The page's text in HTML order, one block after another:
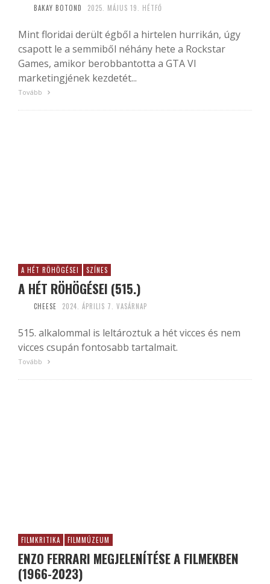
BAKAY BOTOND 2025. MÁJUS 19. HÉTFŐ
Mint floridai derült égből a hirtelen hurrikán, úgy
csapott le a semmiből néhány hete a Rockstar
Games, amikor berobbantotta a GTA VI
marketingjének kezdetét...
Tovább
A HÉT RÖHÖGÉSEI SZÍNES
A HÉT RÖHÖGÉSEI (515.)
CHEESE 2024. ÁPRILIS 7. VASÁRNAP
515. alkalommal is leltároztuk a hét vicces és nem
vicces csupán fontosabb tartalmait.
Tovább
FILMKRITIKA FILMMÚZEUM
ENZO FERRARI MEGJELENÍTÉSE A FILMEKBEN
(1966-2023)